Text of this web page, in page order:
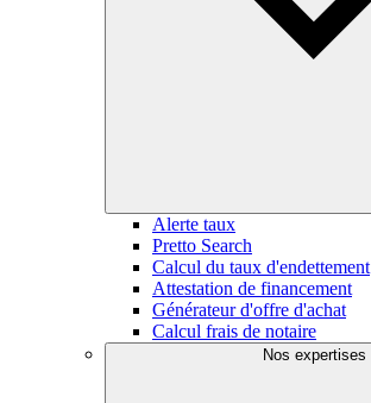
Alerte taux
Pretto Search
Calcul du taux d'endettement
Attestation de financement
Générateur d'offre d'achat
Calcul frais de notaire
Nos expertises